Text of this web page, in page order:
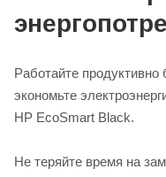
Работайте
экономьте
HP EcoSmart Black.
Не теряйте время на